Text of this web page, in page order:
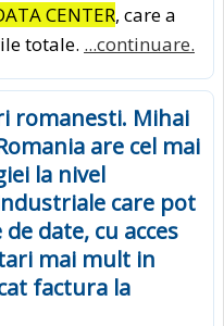
CENTER, care a
totale. ...continuare.
romanesti. Mihai
are cel mai
la nivel
care pot
date, cu acces
mai mult in
factura la